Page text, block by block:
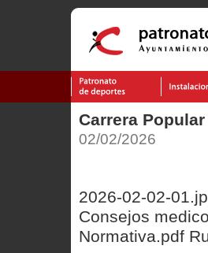
Carrera
02/02/2026
2026-02-02-
Consejos
Normativa.pdf